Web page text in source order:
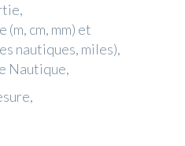
cm, mm) et
nautiques, miles),
Nautique,